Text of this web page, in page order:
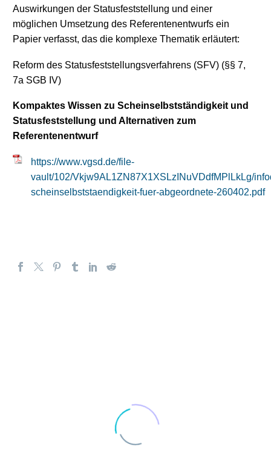
Auswirkungen der Statusfeststellung und einer
möglichen Umsetzung des Referentenentwurfs ein
Papier verfasst, das die komplexe Thematik erläutert:
Reform des Statusfeststellungsverfahrens (SFV) (§§ 7,
7a SGB IV)
Kompaktes Wissen zu Scheinselbstständigkeit und
Statusfeststellung und Alternativen zum
Referentenentwurf
https://www.vgsd.de/file-
vault/102/Vkjw9AL1ZN87X1XSLzINuVDdfMPlLkLg/
scheinselbststaendigkeit-fuer-abgeordnete-260402.pdf
21. Juli 2026
UNGLEICHBEHANDLUNG